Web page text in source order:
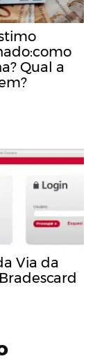
Qual a
Via da